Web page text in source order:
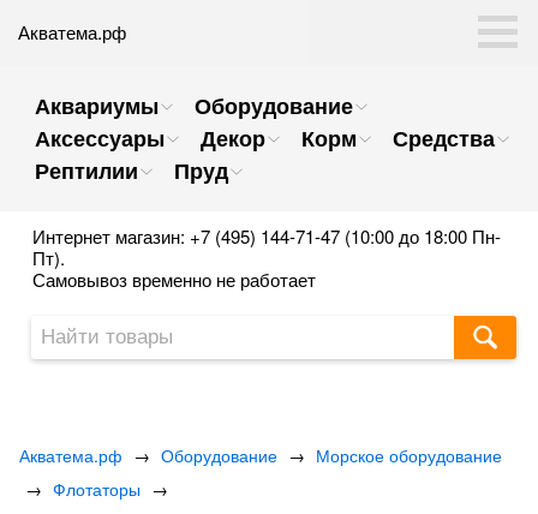
Акватема.рф
Аквариумы
Оборудование
Аксессуары
Декор Корм
Средства
Рептилии
Пруд
Интернет магазин: +7 (495) 144-71-47 (10:00 до 18:00 Пн-
Пт).
Самовывоз временно не работает
Акватема.рф → Оборудование → Морское оборудование
→ Флотаторы →